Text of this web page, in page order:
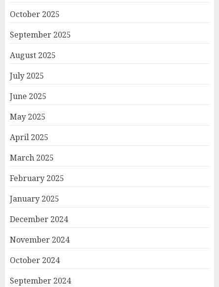
October 2025
September 2025
August 2025
July 2025
June 2025
May 2025
April 2025
March 2025
February 2025
January 2025
December 2024
November 2024
October 2024
September 2024